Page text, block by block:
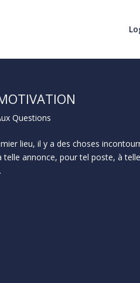
Questions
lieu, il y a des choses
telle annonce, pour tel poste, à